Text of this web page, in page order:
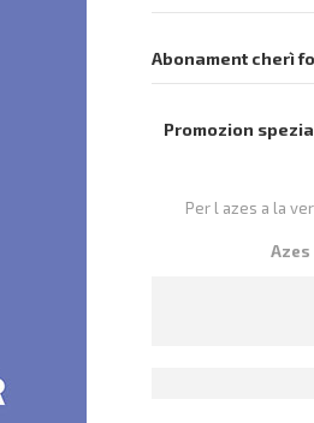
Abonament cherì
Promozion
Per l azes a la